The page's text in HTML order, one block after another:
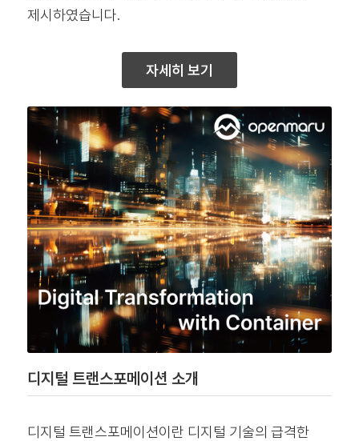
제시하였습니다.
자세히 보기
디지털 트랜스포메이션 소개
디지털 트랜스포메이션이란 디지털 기술의 급격한